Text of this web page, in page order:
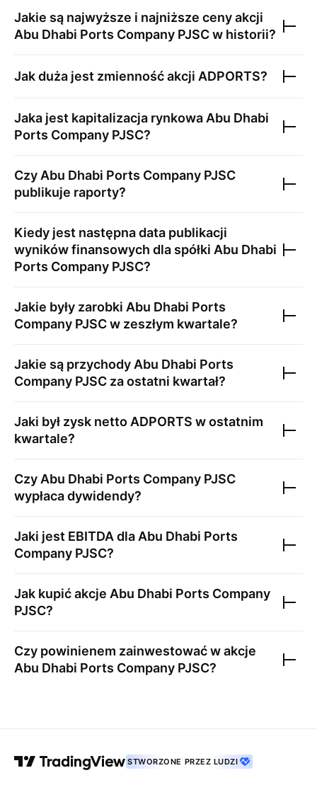
Jakie są najwyższe i najniższe ceny akcji
Abu Dhabi Ports Company PJSCw historii?
Jak duża jest zmienność akcji ADPORTS?
Jaka jest kapitalizacja rynkowa Abu Dhabi
Ports Company PJSC?
Czy Abu Dhabi Ports Company PJSC
publikuje raporty?
Kiedy jest następna data publikacji
wyników finansowych dla spółki Abu Dhabi
Ports Company PJSC?
Jakie były zarobki Abu Dhabi Ports
Company PJSCw zeszłym kwartale?
Jakie są przychody Abu Dhabi Ports
Company PJSC za ostatni kwartał?
Jaki był zysk netto ADPORTS w ostatnim
kwartale?
Czy Abu Dhabi Ports Company PJSC
wypłaca dywidendy?
Jaki jest EBITDA dla Abu Dhabi Ports
Company PJSC?
Jak kupić akcje Abu Dhabi Ports Company
PJSC?
Czy powinienem zainwestować w akcje
Abu Dhabi Ports Company PJSC?
STWORZONE PRZEZ LUDZI